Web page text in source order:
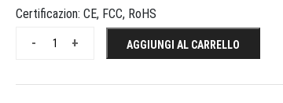
Certificazion: CE, FCC, RoHS
+
- AGGIUNGI AL CARRELLO